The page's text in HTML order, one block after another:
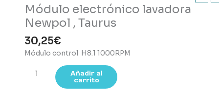
Módulo electrónico lavadora
Newpol , Taurus
30,25€
Módulo control H8.1 1000RPM
Módulo
electrónico
Añadir al
carrito